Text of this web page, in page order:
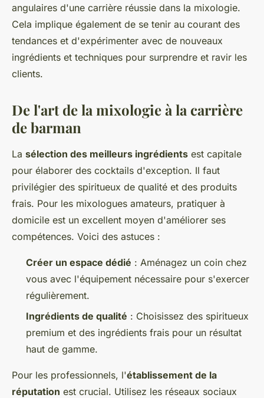
angulaires d'une carrière réussie dans la mixologie.
Cela implique également de se tenir au courant des
tendances et d'expérimenter avec de nouveaux
ingrédients et techniques pour surprendre et ravir les
clients.
De l'art de la mixologie à la carrière
de barman
La sélection des meilleurs ingrédients est capitale
pour élaborer des cocktails d'exception. Il faut
privilégier des spiritueux de qualité et des produits
frais. Pour les mixologues amateurs, pratiquer à
domicile est un excellent moyen d'améliorer ses
compétences. Voici des astuces :
Créer un espace dédié : Aménagez un coin chez
vous avec l'équipement nécessaire pour s'exercer
régulièrement.
Ingrédients de qualité : Choisissez des spiritueux
premium et des ingrédients frais pour un résultat
haut de gamme.
Pour les professionnels, l'établissement de la
réputation est crucial. Utilisez les réseaux sociaux